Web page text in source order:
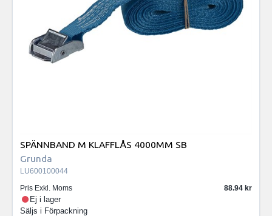
SPÄNNBAND M KLAFFLÅS 4000MM SB
Grunda
LU600100044
Pris Exkl. Moms
88.94
Ej i lager
Säljs i Förpackning